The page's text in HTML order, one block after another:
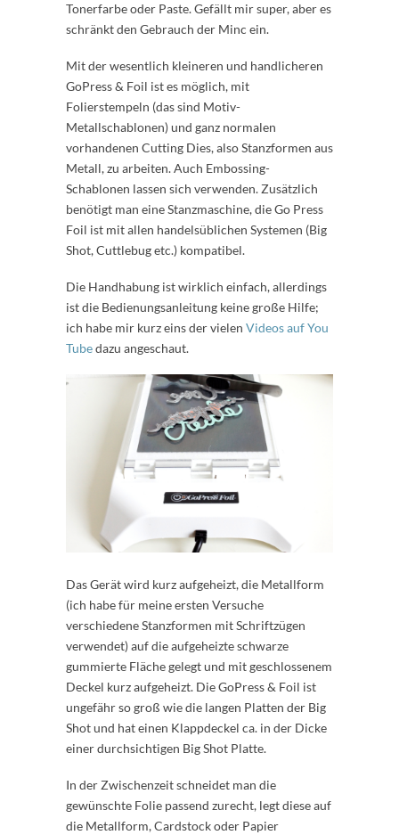
Tonerfarbe oder Paste. Gefällt mir super, aber es
schränkt den Gebrauch der Minc ein.
Mit der wesentlich kleineren und handlicheren
GoPress & Foil ist es möglich, mit
Folierstempeln (das sind Motiv-
Metallschablonen) und ganz normalen
vorhandenen Cutting Dies, also Stanzformen aus
Metall, zu arbeiten. Auch Embossing-
Schablonen lassen sich verwenden. Zusätzlich
benötigt man eine Stanzmaschine, die Go Press
Foil ist mit allen handelsüblichen Systemen (Big
Shot, Cuttlebug etc.) kompatibel.
Die Handhabung ist wirklich einfach, allerdings
ist die Bedienungsanleitung keine große Hilfe;
ich habe mir kurz eins der vielen Videos auf You
Tubedazu angeschaut.
Das Gerät wird kurz aufgeheizt, die Metallform
(ich habe für meine ersten Versuche
verschiedene Stanzformen mit Schriftzügen
verwendet) auf die aufgeheizte schwarze
gummierte Fläche gelegt und mit geschlossenem
Deckel kurz aufgeheizt. Die GoPress & Foil ist
ungefähr so groß wie die langen Platten der Big
Shot und hat einen Klappdeckel ca. in der Dicke
einer durchsichtigen Big Shot Platte.
In der Zwischenzeit schneidet man die
gewünschte Folie passend zurecht, legt diese auf
die Metallform, Cardstock oder Papier